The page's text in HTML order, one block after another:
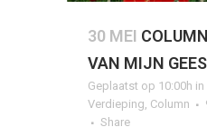
30 MEI
VAN MIJN
Geplaatst op 10:00h in
Verdieping, Column
Share